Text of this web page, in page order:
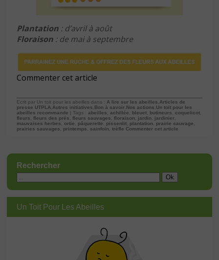
Plantation : d’avril à août
Floraison : de mai à septembre
Commenter cet article
Ecrit par Un toit pour les abeilles dans : A lire sur les abeilles Articles de
presse UTPLA Autres initiatives Bon à savoir Nos actions Un toit pour les
abeilles recommande | Tags : abeilles achillée bleuet butineurs coquelicot
fleurs
fleurs des prés fleurs sauvages floraison jardin jardinier
mauvaises herbes
ortie pâquerette pissenlit plantation prairie sauvage
prairies sauvages
printemps sainfoin trèfle Commenter cet article
Rechercher
Un Toit Pour Les Abeilles